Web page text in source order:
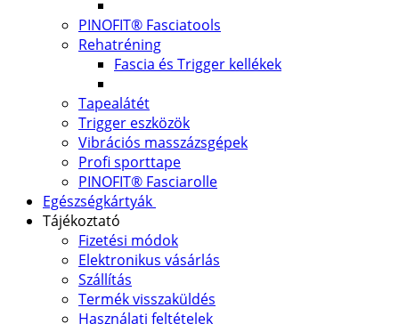
PINOFIT® Fasciatools
Rehatréning
Fascia és Trigger kellékek
Tapealátét
Trigger eszközök
Vibrációs masszázsgépek
Profi sporttape
PINOFIT® Fasciarolle
Egészségkártyák
Tájékoztató
Fizetési módok
Elektronikus vásárlás
Szállítás
Termék visszaküldés
Használati feltételek